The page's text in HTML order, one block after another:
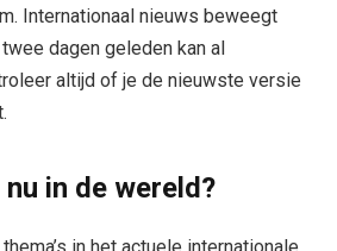
Internationaal nieuws beweegt
dagen geleden kan al
altijd of je de nieuwste versie
in de wereld?
in het actuele internationale